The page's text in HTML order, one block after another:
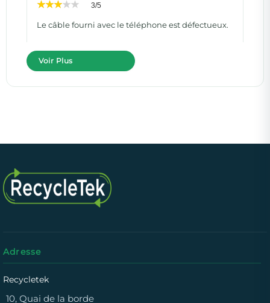
3/5
Le câble fourni avec le téléphone est défectueux.
Voir Plus
Adresse
Recycletek
10, Quai de la borde